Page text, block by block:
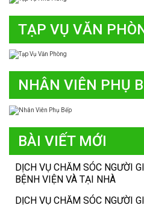
TẠP VỤ VĂN
NHÂN VIÊN PHỤ
BÀI VIẾT MỚI
DỊCH VỤ CHĂM SÓC NGƯỜI
BỆNH VIỆN VÀ TẠI NHÀ
DỊCH VỤ CHĂM SÓC NGƯỜI